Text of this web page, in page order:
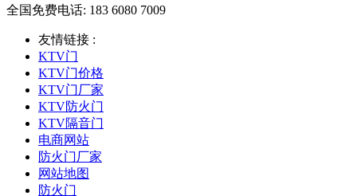
全国免费电话: 183 6080 7009
友情链接 :
KTV门
KTV门价格
KTV门厂家
KTV防火门
KTV隔音门
电商网站
防火门厂家
网站地图
防火门